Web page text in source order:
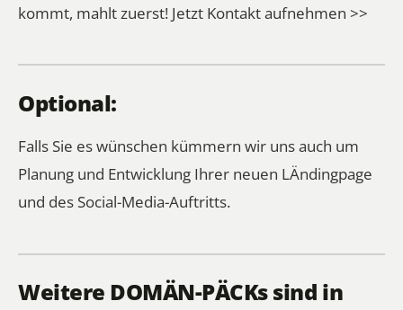
kommt, mahlt zuerst! Jetzt Kontakt aufnehmen >>
Optional:
Falls Sie es wünschen kümmern wir uns auch um
Planung und Entwicklung Ihrer neuen LÄndingpage
und des Social-Media-Auftritts.
Weitere DOMÄN-PÄCKs sind in